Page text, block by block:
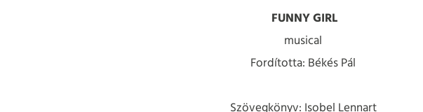
FUNNY GIRL
musical
Fordította: Békés Pál
Szövegkönyv: Isobel Lennart